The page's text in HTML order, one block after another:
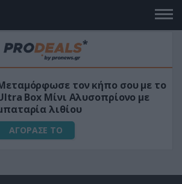
κήπο σου με το
με